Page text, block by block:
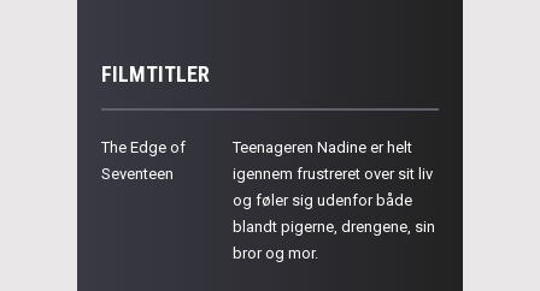
FILMTITLER
The Edge of
Seventeen
Teenageren Nadine er helt
igennem frustreret over sit liv
og føler sig udenfor både
blandt pigerne, drengene, sin
bror og mor.